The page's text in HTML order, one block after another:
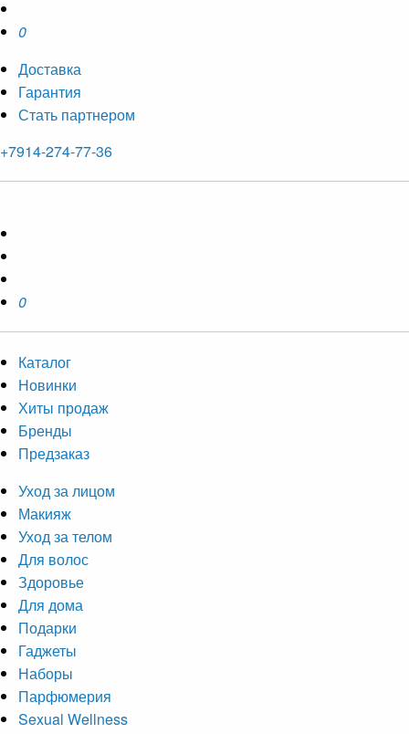
0
Доставка
Гарантия
Стать партнером
+7914-274-77-36
0
Каталог
Новинки
Хиты продаж
Бренды
Предзаказ
Уход за лицом
Макияж
Уход за телом
Для волос
Здоровье
Для дома
Подарки
Гаджеты
Наборы
Парфюмерия
Sexual Wellness